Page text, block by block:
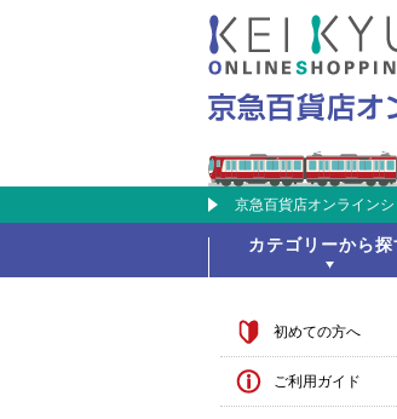
京急百貨店オンライン
カテゴリーから探
初めての方へ
ご利用ガイド